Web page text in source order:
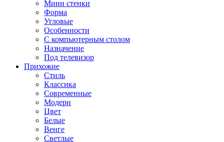
Мини стенки
Форма
Угловые
Особенности
С компьютерным столом
Назначение
Под телевизор
Прихожие
Стиль
Классика
Современные
Модерн
Цвет
Белые
Венге
Светлые